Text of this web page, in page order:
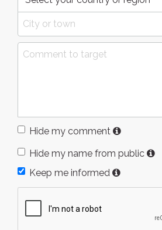
Hide my comment
Hide my name from public
Keep me informed